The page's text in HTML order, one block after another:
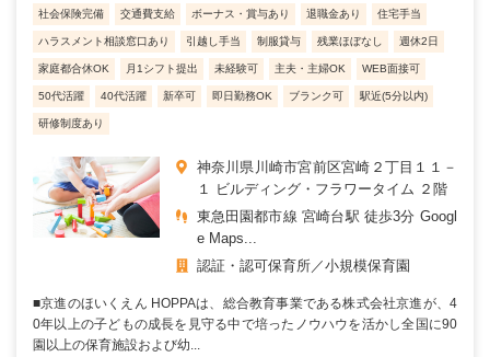
社会保険完備 交通費支給 ボーナス・賞与あり 退職金あり 住宅手当
ハラスメント相談窓口あり 引越し手当 制服貸与 残業ほぼなし 週休2日
家庭都合休OK 月1シフト提出 未経験可 主夫・主婦OK WEB面接可
50代活躍 40代活躍 新卒可 即日勤務OK ブランク可 駅近(5分以内)
研修制度あり
神奈川県川崎市宮前区宮崎２丁目１１－
１ ビルディング・フラワータイム ２階
東急田園都市線 宮崎台駅 徒歩3分 Googl
e Maps...
認証・認可保育所
小規模保育園
■京進のほいくえん HOPPAは、総合教育事業である株式会社京進が、4
0年以上の子どもの成長を見守る中で培ったノウハウを活かし全国に90
園以上の保育施設および幼...